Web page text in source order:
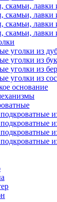
скамьи, лавки
скамьи, лавки
скамьи, лавки
скамьи, лавки
уголки из
уголки из
уголки из
уголки из
основание